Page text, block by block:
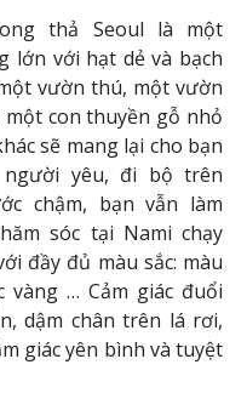
thả Seoul là một
lớn với hạt dẻ và bạch
vườn thú, một vườn
con thuyền gỗ nhỏ
sẽ mang lại cho bạn
người yêu, đi bộ trên
chậm, bạn vẫn làm
sóc tại Nami chạy
đầy đủ màu sắc: màu
vàng … Cảm giác đuổi
dậm chân trên lá rơi,
giác yên bình và tuyệt